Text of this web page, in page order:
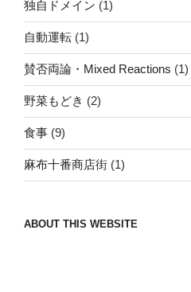
独自ドメイン (1)
自動運転 (1)
賛否両論・Mixed Reactions (1)
野菜もどき (2)
食事 (9)
麻布十番商店街 (1)
ABOUT THIS WEBSITE